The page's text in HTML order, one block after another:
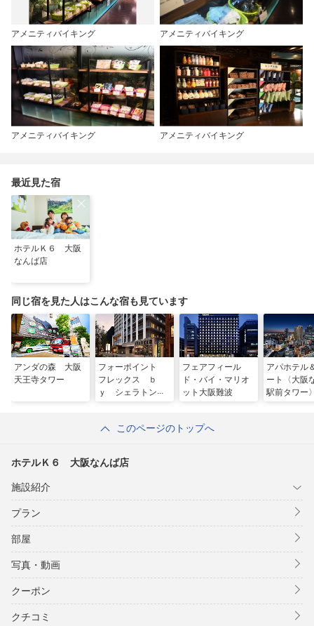
アメニティバイキング アメニティバイキング
アメニティバイキング アメニティバイキング
最近見た宿
ホテルＫ６ 大阪
なんば店
同じ宿を見た人はこんな宿も見ています
アンダの森 大阪
天王寺タワー
フォーポイント
フレックス ｂ
ｙ シェラトン
フェアフィール
ド・バイ・マリオ
ット大阪難波
アパホテル
ート〈大阪
駅前タワー
このページのトップへ
ホテルＫ６ 大阪なんば店
施設紹介
プラン
部屋
写真・動画
クーポン
クチコミ